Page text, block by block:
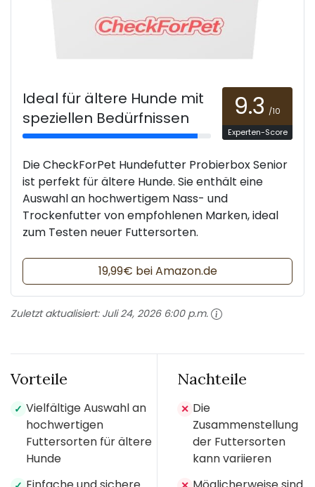
Ideal für ältere Hunde mit
speziellen Bedürfnissen
9.3 /10
Experten-Score
Die CheckForPet Hundefutter Probierbox Senior
ist perfekt für ältere Hunde. Sie enthält eine
Auswahl an hochwertigem Nass- und
Trockenfutter von empfohlenen Marken, ideal
zum Testen neuer Futtersorten.
19,99€ bei Amazon.de
Zuletzt aktualisiert: Juli 24, 2026 6:00 p.m.
Vorteile
✓ Vielfältige Auswahl an
hochwertigen
Futtersorten für ältere
Hunde
Nachteile
✕ Die
Zusammenstellung
der Futtersorten
kann variieren